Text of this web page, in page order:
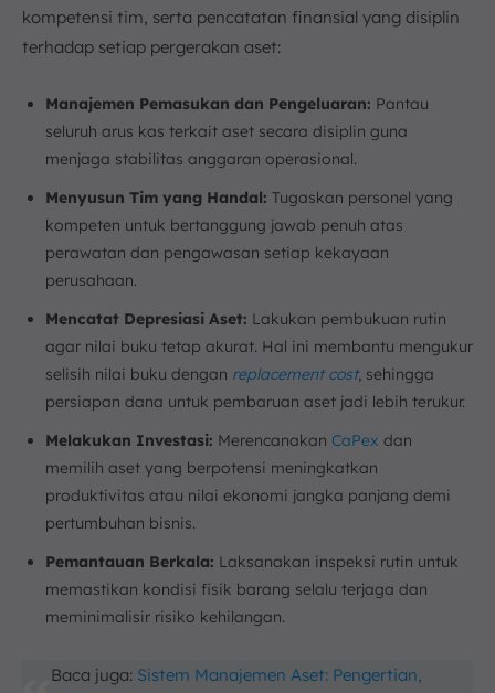
kompetensi tim, serta pencatatan finansial yang disiplin
terhadap setiap pergerakan aset:
Manajemen Pemasukan dan Pengeluaran: Pantau
seluruh arus kas terkait aset secara disiplin guna
menjaga stabilitas anggaran operasional.
Menyusun Tim yang Handal: Tugaskan personel yang
kompeten untuk bertanggung jawab penuh atas
perawatan dan pengawasan setiap kekayaan
perusahaan.
Mencatat Depresiasi Aset: Lakukan pembukuan rutin
agar nilai buku tetap akurat. Hal ini membantu mengukur
selisih nilai buku dengan replacement cost, sehingga
persiapan dana untuk pembaruan aset jadi lebih terukur.
Melakukan Investasi: Merencanakan CaPex dan
memilih aset yang berpotensi meningkatkan
produktivitas atau nilai ekonomi jangka panjang demi
pertumbuhan bisnis.
Pemantauan Berkala: Laksanakan inspeksi rutin untuk
memastikan kondisi fisik barang selalu terjaga dan
meminimalisir risiko kehilangan.
Baca juga: Sistem Manajemen Aset: Pengertian,